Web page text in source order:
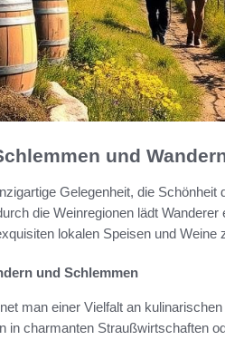
und
Gelegenheit, die
die Weinregionen lädt
lokalen Speisen und Weine
und Schlemmen
man einer Vielfalt an
in charmanten Straußwirtschaften